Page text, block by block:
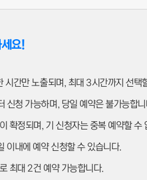
)
료 보관: 3개월
행사 방법)
요!
시간만 노출되며, 최대 3시간까지 선택
신청 가능하며, 당일 예약은 불가능합니
확정되며, 기 신청자는 중복 예약할 수
이내에 예약 신청할 수 있습니다.
최대 2건 예약 가능합니다.